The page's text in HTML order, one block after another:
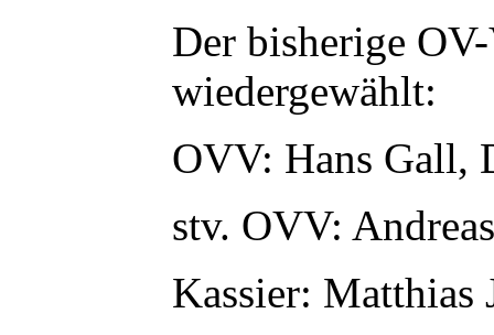
Der bisherige
wiedergewählt:
OVV: Hans Gall,
stv. OVV:
Kassier: Matthias